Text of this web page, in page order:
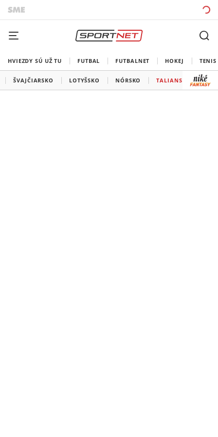
HVIEZDY SÚ UŽ TU FUTBAL FUTBALNET HOKEJ TENIS
ŠVAJČIARSKO LOTYŠSKO NÓRSKO TALIANSKO